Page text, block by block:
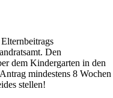
Den
dem Kindergarten in den
trag mindestens 8 Wochen
stellen!